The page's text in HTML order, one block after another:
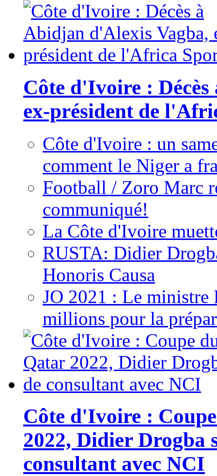
Côte d'Ivoire :
ex-président de
Côte d'Ivoire : un
comment le Niger a
Football / Zoro Marc
communiqué!
La Côte d'Ivoire
RUSTA: Didier
Honoris Causa
JO 2021 : Le ministre
millions pour la
Côte d'Ivoire :
2022, Didier Drogba
consultant avec NCI